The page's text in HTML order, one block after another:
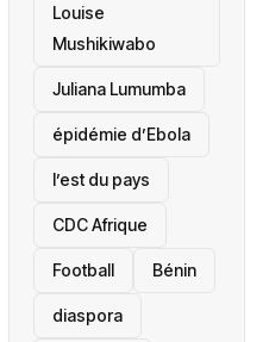
Louise
Mushikiwabo
Juliana Lumumba
épidémie d’Ebola
l’est du pays
CDC Afrique
Football Bénin
diaspora